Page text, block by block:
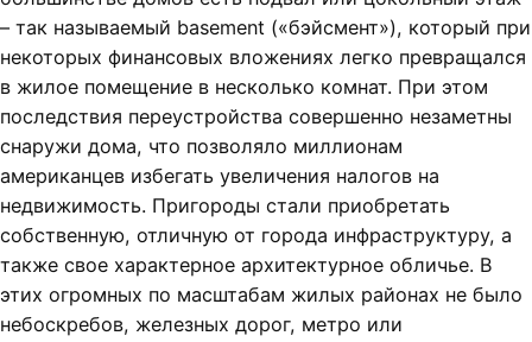
– так называемый basement («бэйсмент»), который при
некоторых финансовых вложениях легко превращался
в жилое помещение в несколько комнат. При этом
последствия переустройства совершенно незаметны
снаружи дома, что позволяло миллионам
американцев избегать увеличения налогов на
недвижимость. Пригороды стали приобретать
собственную, отличную от города инфраструктуру, а
также свое характерное архитектурное обличье. В
этих огромных по масштабам жилых районах не было
небоскребов, железных дорог, метро или